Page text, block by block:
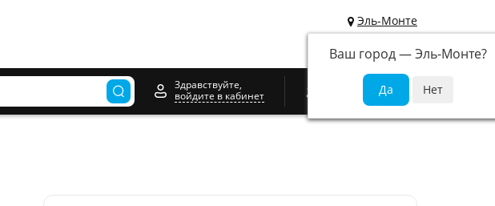
Эль-Монте
Ваш город —Эль-Монте?
Здравствуйте,
войдите в кабинет
0